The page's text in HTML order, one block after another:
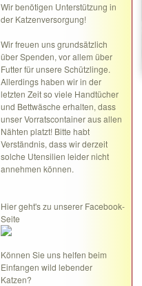
Wir benötigen Unterstützung in
der Katzenversorgung!
Wir freuen uns grundsätzlich
über Spenden, vor allem über
Futter für unsere Schützlinge.
Allerdings haben wir in der
letzten Zeit so viele Handtücher
und Bettwäsche erhalten, dass
unser Vorratscontainer aus allen
Nähten platzt! Bitte habt
Verständnis, dass wir derzeit
solche Utensilien leider nicht
annehmen können.
Hier geht's zu unserer Facebook-
Seite
Können Sie uns helfen beim
Einfangen wild lebender
Katzen?